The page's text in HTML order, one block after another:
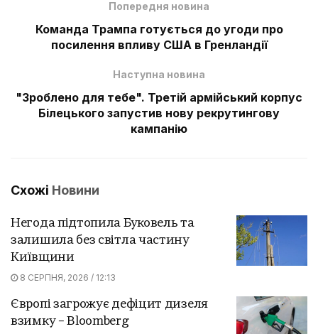
Попередня новина
Команда Трампа готується до угоди про
посилення впливу США в Гренландії
Наступна новина
"Зроблено для тебе". Третій армійський корпус
Білецького запустив нову рекрутингову
кампанію
Схожі Новини
Негода підтопила Буковель та
залишила без світла частину
Київщини
8 СЕРПНЯ, 2026 / 12:13
Європі загрожує дефіцит дизеля
взимку – Bloomberg